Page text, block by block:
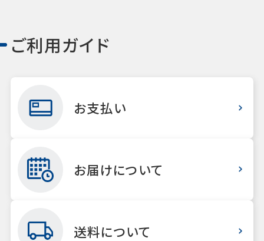
ご利用ガイド
お支払い
お届けについて
送料について